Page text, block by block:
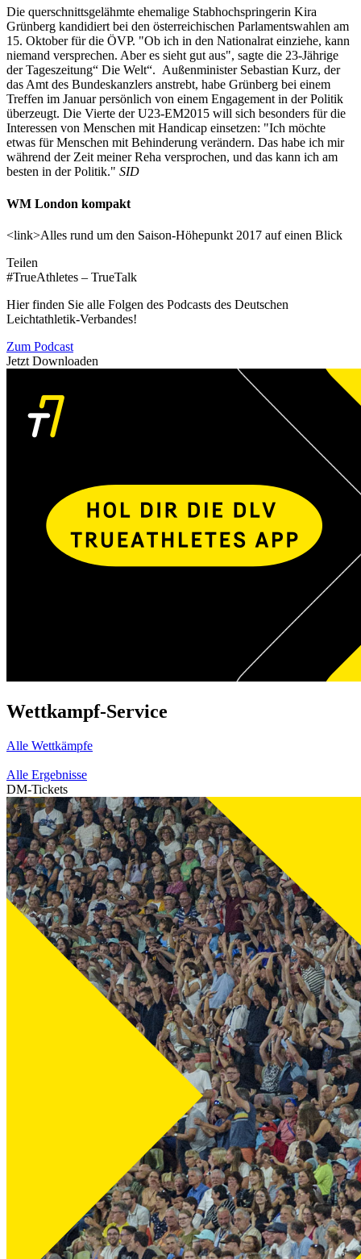
Die querschnittsgelähmte ehemalige Stabhochspringerin Kira
Grünberg kandidiert bei den österreichischen Parlamentswahlen am
15. Oktober für die ÖVP. "Ob ich in den Nationalrat einziehe, kann
niemand versprechen. Aber es sieht gut aus", sagte die 23-Jährige
der Tageszeitung“ Die Welt“. Außenminister Sebastian Kurz, der
das Amt des Bundeskanzlers anstrebt, habe Grünberg bei einem
Treffen im Januar persönlich von einem Engagement in der Politik
überzeugt. Die Vierte der U23-EM2015 will sich besonders für die
Interessen von Menschen mit Handicap einsetzen: "Ich möchte
etwas für Menschen mit Behinderung verändern. Das habe ich mir
während der Zeit meiner Reha versprochen, und das kann ich am
besten in der Politik." SID
WM London kompakt
<link>Alles rund um den Saison-Höhepunkt 2017 auf einen Blick
Teilen
#TrueAthletes – TrueTalk
Hier finden Sie alle Folgen des Podcasts des Deutschen
Leichtathletik-Verbandes!
Zum Podcast
Jetzt Downloaden
Wettkampf-Service
Alle Wettkämpfe
Alle Ergebnisse
DM-Tickets